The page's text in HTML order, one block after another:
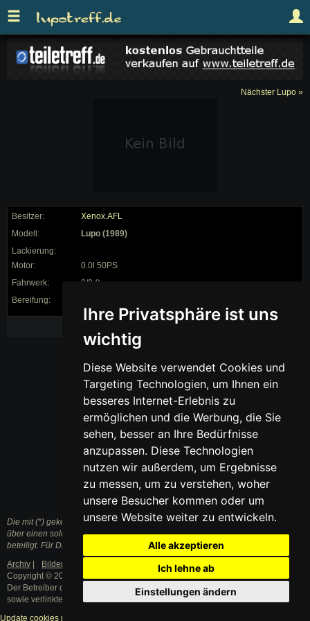
Ihre Privatsphäre ist uns
wichtig
Diese Website verwendet Cookies und
Targeting Technologien, um Ihnen ein
besseres Internet-Erlebnis zu
ermöglichen und die Werbung, die Sie
sehen, besser an Ihre Bedürfnisse
anzupassen. Diese Technologien
nutzen wir außerdem, um Ergebnisse
zu messen, um zu verstehen, woher
unsere Besucher kommen oder um
unsere Website weiter zu entwickeln.
Alle akzeptieren
Ich lehne ab
Einstellungen ändern
Nächster Lupo »
Besitzer:
Xenox.AFL
Modell:
Lupo (1989)
Lackierung:
Motor:
0.0l 50PS
Fahrwerk:
0/0 ()
Bereifung:
Die mit (*) gekennzeichneten Links sind sogenannte Affiliate Links. Kommt
über einen solchen Link ein Einkauf zustande, werden wir mit einer Provision
beteiligt. Für Dich entstehen dabei keine Mehrkosten.
Archiv
Bilder |
Impressum
Copyright © 2003 - 2021 · Alle Rechte vorbehalten.
Der Betreiber distanziert sich ausdrücklich von den Inhalten der Forenbeiträge
sowie verlinkter Internetseiten.
Update cookies preferences